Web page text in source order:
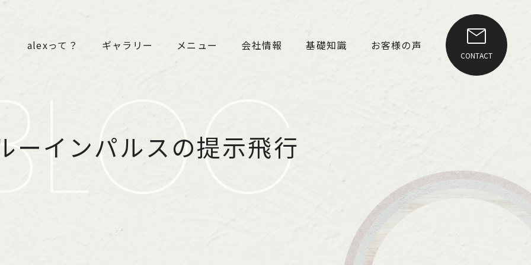
alexって？ ギャラリー メニュー 会社情報 基礎知識 お客様の声
CONTACT
ーインパルスの提示飛行